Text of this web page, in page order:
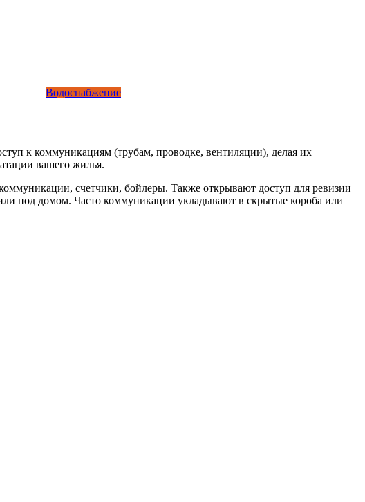
Водоснабжение
к коммуникациям (трубам, проводке, вентиляции), делая их
вашего жилья.
счетчики, бойлеры. Также открывают доступ для ревизии
под домом. Часто коммуникации укладывают в скрытые короба или